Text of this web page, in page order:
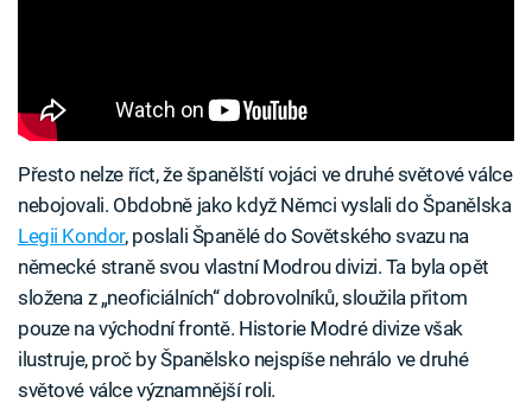
Přesto nelze říct, že španělští vojáci ve druhé světové válce
nebojovali. Obdobně jako když Němci vyslali do Španělska
Legii Kondor, poslali Španělé do Sovětského svazu na
německé straně svou vlastní Modrou divizi. Ta byla opět
složena z „neoficiálních“ dobrovolníků, sloužila přitom
pouze na východní frontě. Historie Modré divize však
ilustruje, proč by Španělsko nejspíše nehrálo ve druhé
světové válce významnější roli.